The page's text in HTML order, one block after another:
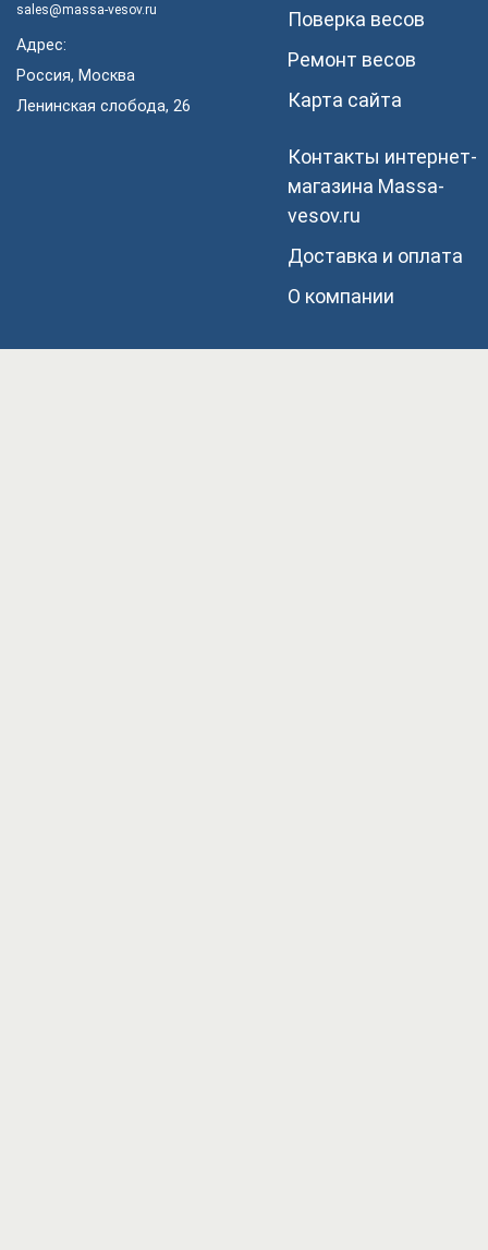
sales@massa-vesov.ru
Адрес:
Россия, Москва
Ленинская слобода, 26
Поверка весов
Ремонт весов
Карта сайта
Контакты интернет-
магазина Мassa-
vesov.ru
Доставка и оплата
О компании